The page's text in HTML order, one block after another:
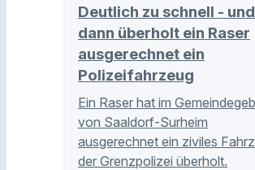
Deutlich zu schnell - und
dann überholt ein Raser
ausgerechnet ein
Polizeifahrzeug
Ein Raser hat im
von Saaldorf-Surheim
ausgerechnet ein ziviles
der Grenzpolizei überholt.